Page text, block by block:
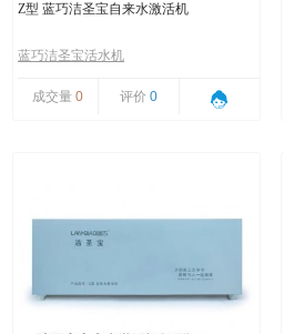
Z型 蓝巧洁圣宝自来水激活机
蓝巧洁圣宝活水机
成交量 0 评价 0